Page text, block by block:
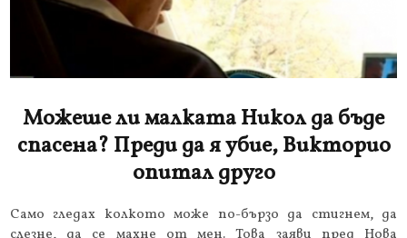
Можеше ли малката Никол да бъде
спасена? Преди да я убие, Викторио
опитал друго
Само гледах колкото може по-бързо да стигнем, да